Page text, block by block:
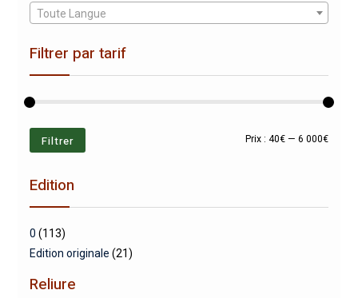
Toute Langue
Filtrer par tarif
Prix
Prix
Filtrer Prix :40€ —6 000€
Edition
0 (113)
Edition originale (21)
Reliure